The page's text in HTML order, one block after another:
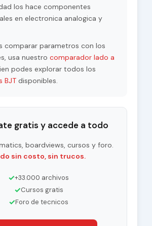
los hace componentes
en electronica analogica y
comparar parametros con los
usa nuestro comparador lado a
podes explorar todos los
BJTdisponibles.
gratis y accede a todo
boardviews, cursos y foro.
sin costo, sin trucos.
✓+33.000 archivos
✓Cursos gratis
✓Foro de tecnicos